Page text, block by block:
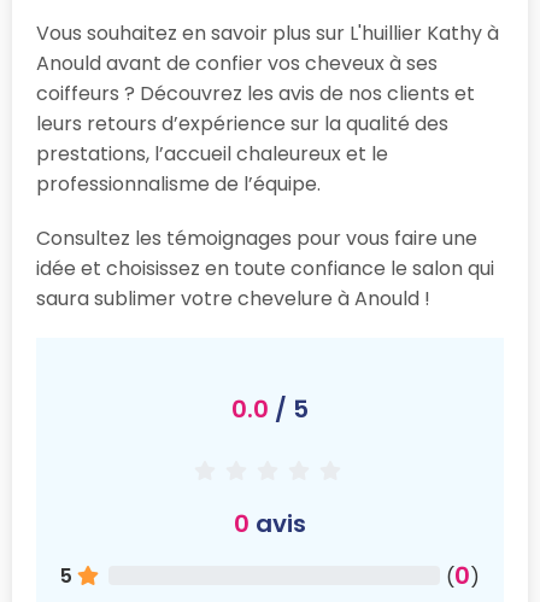
Vous souhaitez en savoir plus sur L'huillier Kathy à
Anould avant de confier vos cheveux à ses
coiffeurs ? Découvrez les avis de nos clients et
leurs retours d’expérience sur la qualité des
prestations, l’accueil chaleureux et le
professionnalisme de l’équipe.
Consultez les témoignages pour vous faire une
idée et choisissez en toute confiance le salon qui
saura sublimer votre chevelure à Anould !
0.0 / 5
0 avis
5 (0)